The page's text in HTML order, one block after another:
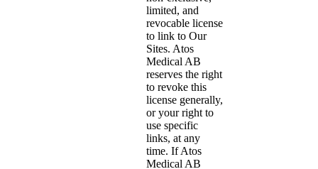
limited, and
revocable license
to link to Our
Sites. Atos
Medical AB
reserves the right
to revoke this
license generally,
or your right to
use specific
links, at any
time. If Atos
Medical AB